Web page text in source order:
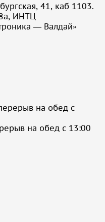
41, каб 1103.
ИНТЦ
— Валдай»
на обед с
на обед с 13:00